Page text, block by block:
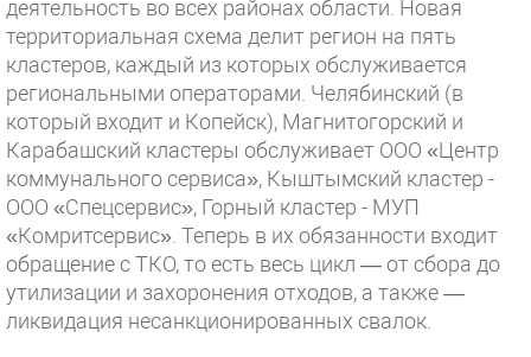
деятельность во всех районах области. Новая
территориальная схема делит регион на пять
кластеров, каждый из которых обслуживается
региональными операторами. Челябинский (в
который входит и Копейск), Магнитогорский и
Карабашский кластеры обслуживает ООО «Центр
коммунального сервиса», Кыштымский кластер -
ООО «Спецсервис», Горный кластер - МУП
«Комритсервис». Теперь в их обязанности входит
обращение с ТКО, то есть весь цикл — от сбора до
утилизации и захоронения отходов, а также —
ликвидация несанкционированных свалок.